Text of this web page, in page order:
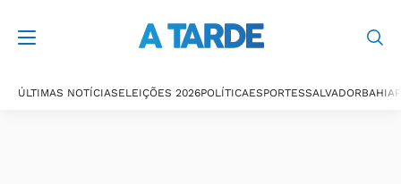
ÚLTIMAS NOTÍCIASELEIÇÕES 2026POLÍTICAESPORTESSALVADORBAHIA